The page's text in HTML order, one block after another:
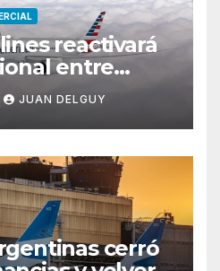
reactivará
entre
con
JUAN DELGUY
cerró